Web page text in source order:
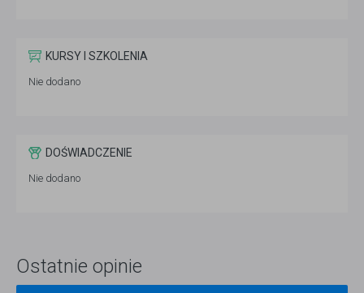
KURSY I SZKOLENIA
Nie dodano
DOŚWIADCZENIE
Nie dodano
Ostatnie opinie